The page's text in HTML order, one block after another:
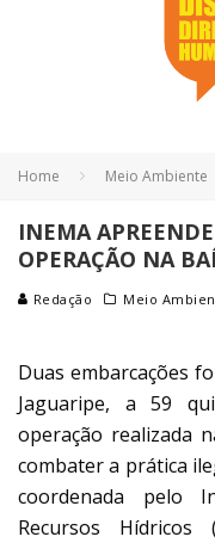
Home Meio Ambiente
INEMA
OPERAÇÃO NA
Redação Meio
Duas embarcações
Jaguaripe, a 59
operação realizada
combater a prática
coordenada pelo
Recursos